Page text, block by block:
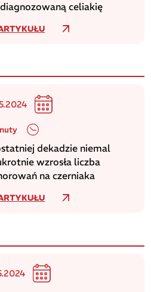
celiakię
dekadzie niemal
wzrosła liczba
na czerniaka